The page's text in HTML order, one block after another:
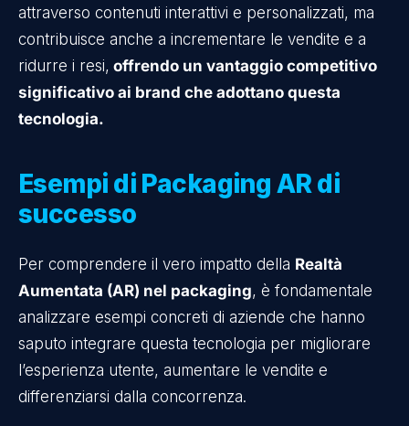
attraverso contenuti interattivi e personalizzati, ma
contribuisce anche a incrementare le vendite e a
ridurre i resi, offrendo un vantaggio competitivo
significativo ai brand che adottano questa
tecnologia.​
Esempi di Packaging AR di
successo
Per comprendere il vero impatto della Realtà
Aumentata (AR) nel packaging, è fondamentale
analizzare esempi concreti di aziende che hanno
saputo integrare questa tecnologia per migliorare
l’esperienza utente, aumentare le vendite e
differenziarsi dalla concorrenza.